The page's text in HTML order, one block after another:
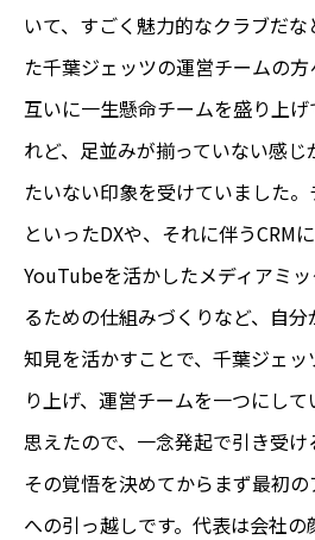
いて、すごく魅力的なクラブだ
た千葉ジェッツの運営チームの
互いに一生懸命チームを盛り上
れど、足並みが揃っていない感じ
たいない印象を受けていました
といったDXや、それに伴うCRM
YouTubeを活かしたメディアミ
るための仕組みづくりなど、自
知見を活かすことで、千葉ジェ
り上げ、運営チームを一つにし
思えたので、一念発起で引き受け
その覚悟を決めてからまず最初
への引っ越しです。代表は会社